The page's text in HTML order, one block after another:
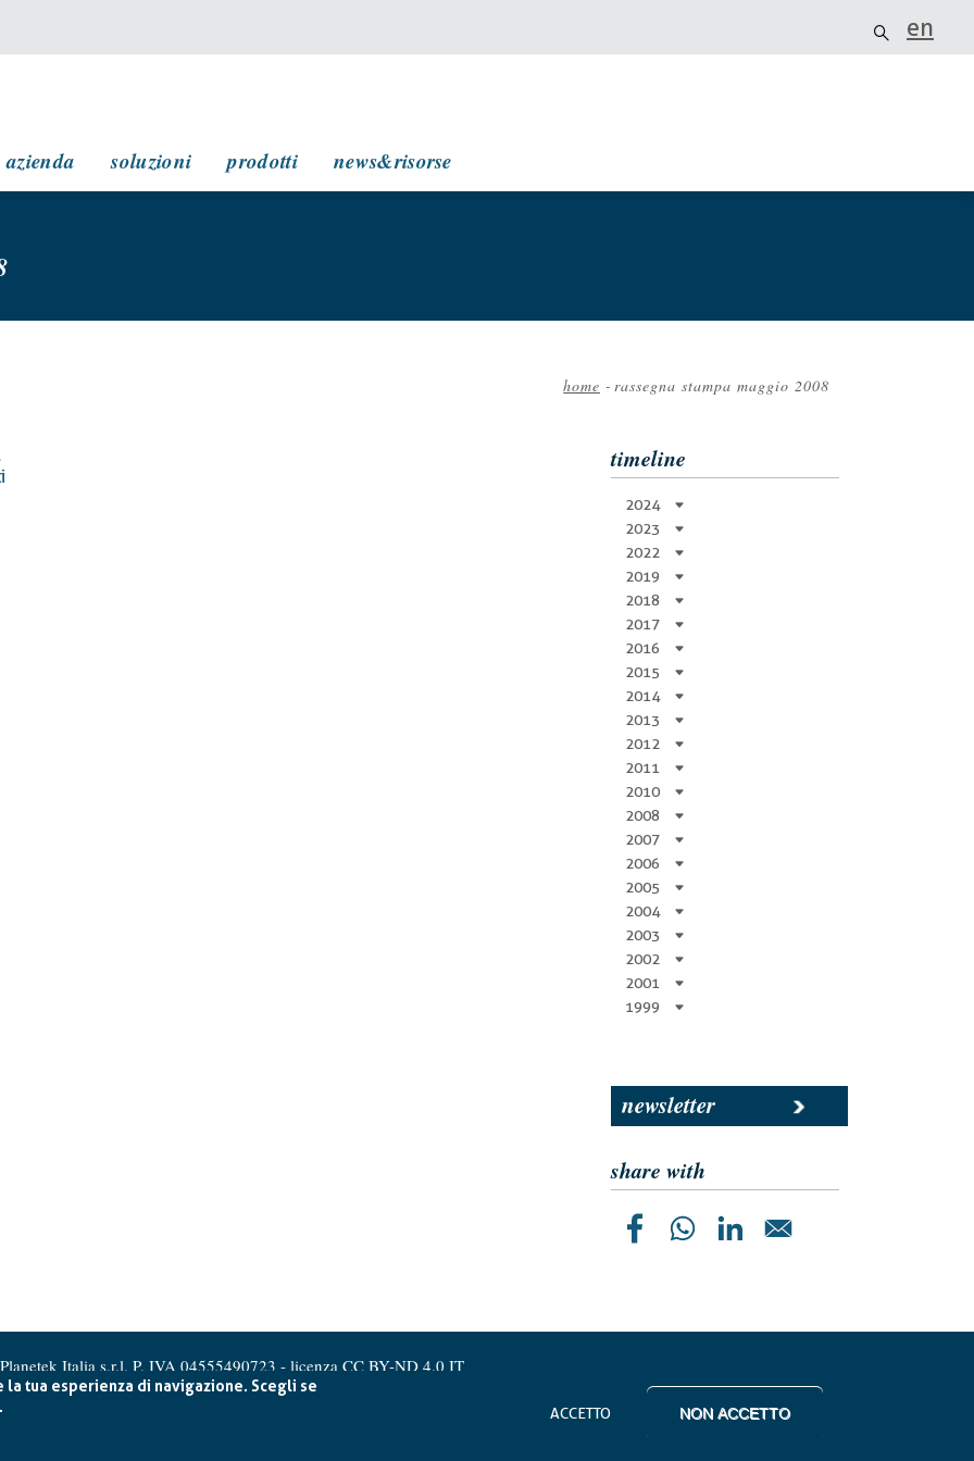
tua esperienza di navigazione. Scegli se
ACCETTO NON ACCETTO
en
azienda soluzioni prodotti news&risorse
pane
home - rassegna stampa maggio 2008
timeline
2024
2023
2022
2019
2018
2017
2016
2015
2014
2013
2012
2011
2010
2008
2007
2006
2005
2004
2003
2002
2001
1999
newsletter
share with
Planetek Italia s.r.l. P. IVA 04555490723 - licenza CC BY-ND 4.0 IT